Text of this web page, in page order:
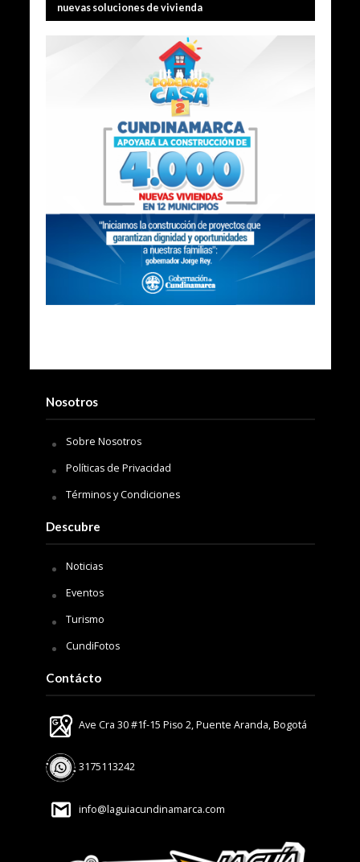
nuevas soluciones de vivienda
Nosotros
Sobre Nosotros
Políticas de Privacidad
Términos y Condiciones
Descubre
Noticias
Eventos
Turismo
CundiFotos
Contácto
Ave Cra 30 #1f-15 Piso 2, Puente Aranda, Bogotá
3175113242
info@laguiacundinamarca.com